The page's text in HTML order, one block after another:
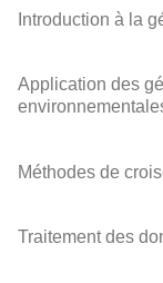
Introduction à la
Application des
Méthodes de
Traitement des